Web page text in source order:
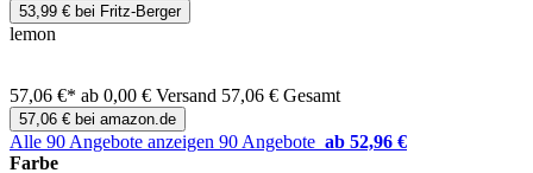
53,99 € bei Fritz-Berger
lemon
57,06 €* ab 0,00 € Versand 57,06 € Gesamt
57,06 € bei amazon.de
Alle 90 Angebote anzeigen 90 Angebote ab 52,96 €
Farbe